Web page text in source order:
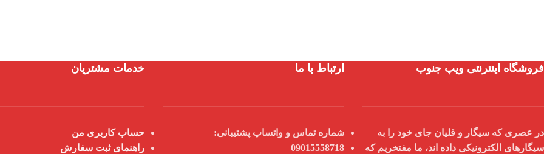
فروشگاه اینترنتی ویپ جنوب
در عصری که سیگار و قلیان جای خود را به
سیگارهای الکترونیکی داده اند، ما مفتخریم که
ارتباط با ما
شماره تماس و واتساپ پشتیبانی:
09015558718
خدمات مشتریان
حساب کاربری من
راهنمای ثبت سفارش